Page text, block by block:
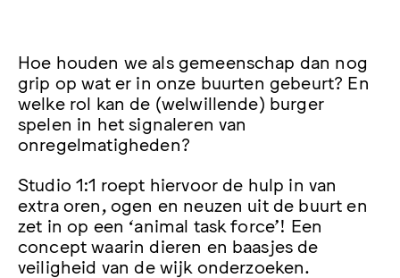
Hoe houden we als gemeenschap dan nog
grip op wat er in onze buurten gebeurt? En
welke rol kan de (welwillende) burger
spelen in het signaleren van
onregelmatigheden?
Studio 1:1 roept hiervoor de hulp in van
extra oren, ogen en neuzen uit de buurt en
zet in op een ‘animal task force’! Een
concept waarin dieren en baasjes de
veiligheid van de wijk onderzoeken.